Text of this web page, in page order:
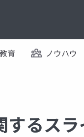
教育 ノウハウ
するスラ